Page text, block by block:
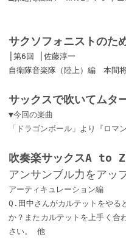
サクソフォニストのた
│第6回 │佐藤淳一
自衛隊音楽隊（陸上）編 本間
サックスで吹いてムタ
▼今回の楽曲
「ドラゴンボール」より『ロ
吹奏楽サックスA to Z
アンサンブル力をアッ
アーティキュレーション編
Q.田中さんがカルテットをやる
か？またカルテットを上手く合
さい。 他